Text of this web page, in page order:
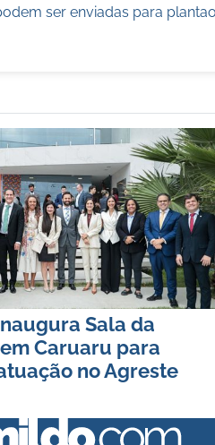
ser enviadas para
Sala da
Caruaru para
no Agreste